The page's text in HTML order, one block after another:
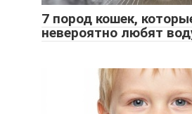
7 пород кошек,
невероятно любят